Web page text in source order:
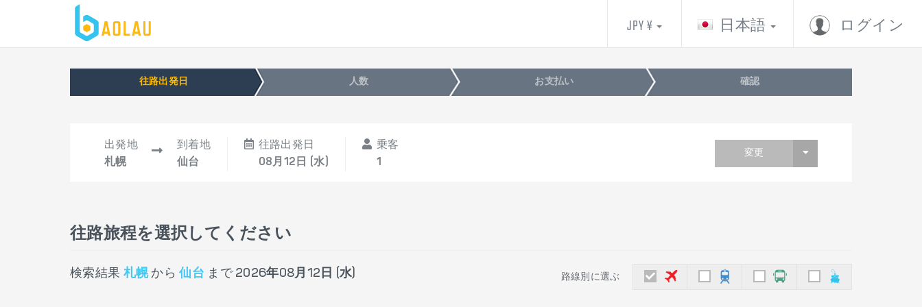
ログイン
日本語
JPY ¥
往路出発日 人数 お支払い 確認
出発地
札幌
到着地
仙台
往路出発日
08月12日 (水)
乗客
1
変更
往路旅程を選択してください
検索結果 札幌から仙台 まで 2026年08月12日 (水) 路線別に選ぶ